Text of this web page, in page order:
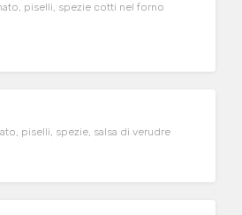
piselli, spezie cotti nel forno
piselli, spezie, salsa di verudre